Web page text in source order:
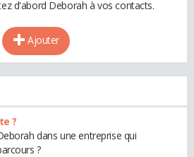
d'abord Deborah à vos contacts.
Ajouter
?
dans une entreprise qui
?